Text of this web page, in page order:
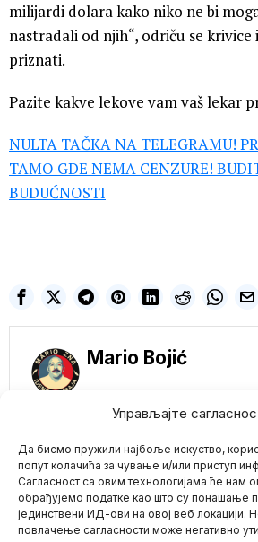
Управљајте
Да бисмо пружили најбоље искуство,
попут колачића за чување и/или приступ
Сагласност са овим технологијама ће нам
обрађујемо податке као што су понашање
јединствени ИД-ови на овој веб локацији.
повлачење сагласности може негативно
milijardi dolara kako niko ne bi
nastradali od njih“, odriču se krivice
priznati.
Pazite kakve lekove vam vaš lekar
NULTA TAČKA NA TELEGRAMU!
TAMO GDE NEMA CENZURE!
BUDUĆNOSTI
Mario Bojić
Mario zna Youtube
NE PROPUSTITE
Vels hoće da kazni
političare za
iznošenje laži
Vil Rodžers je jednom